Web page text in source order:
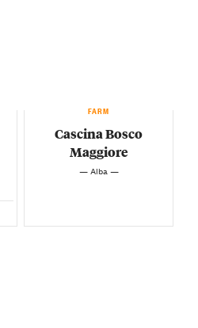
FARM
Cascina Bosco
Maggiore
— Alba —